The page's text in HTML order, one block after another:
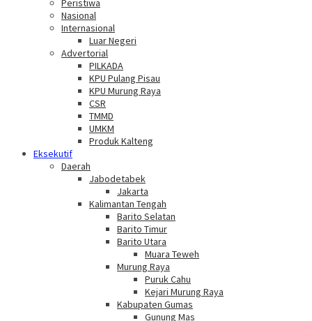
Peristiwa
Nasional
Internasional
Luar Negeri
Advertorial
PILKADA
KPU Pulang Pisau
KPU Murung Raya
CSR
TMMD
UMKM
Produk Kalteng
Eksekutif
Daerah
Jabodetabek
Jakarta
Kalimantan Tengah
Barito Selatan
Barito Timur
Barito Utara
Muara Teweh
Murung Raya
Puruk Cahu
Kejari Murung Raya
Kabupaten Gumas
Gunung Mas